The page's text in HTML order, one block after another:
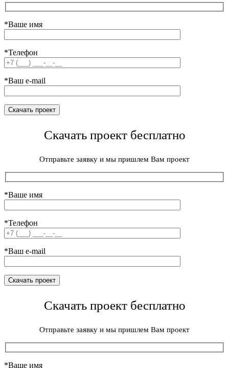
*Ваше имя
*Телефон
*Ваш e-mail
Скачать проект бесплатно
Отправьте заявку и мы пришлем Вам проект
*Ваше имя
*Телефон
*Ваш e-mail
Скачать проект бесплатно
Отправьте заявку и мы пришлем Вам проект
*Ваше имя